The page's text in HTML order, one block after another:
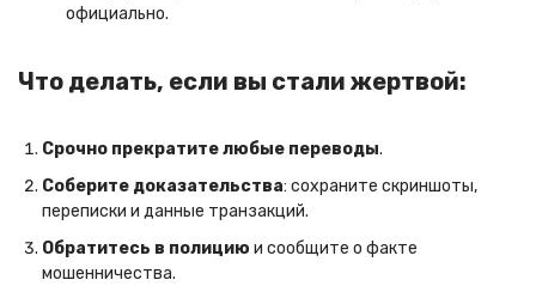
официально.
Что делать, если вы стали жертвой:
Срочно прекратите любые переводы.
Соберите доказательства: сохраните скриншоты,
переписки и данные транзакций.
Обратитесь в полицию и сообщите о факте
мошенничества.